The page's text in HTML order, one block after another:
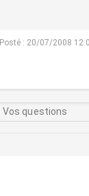
Posté : 20/07/2008